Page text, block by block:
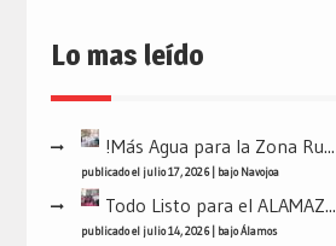
Lo mas leído
!Más Agua para la Zona Ru...
publicado el julio 17, 2026| bajoNavojoa
Todo Listo para el ALAMAZ...
publicado el julio 14, 2026| bajoÁlamos